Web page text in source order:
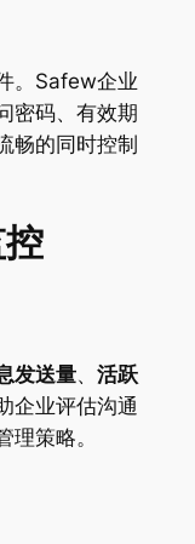
。Safew企业
密码、有效期
畅的同时控制
发送量、 活跃
企业评估沟通
策略。